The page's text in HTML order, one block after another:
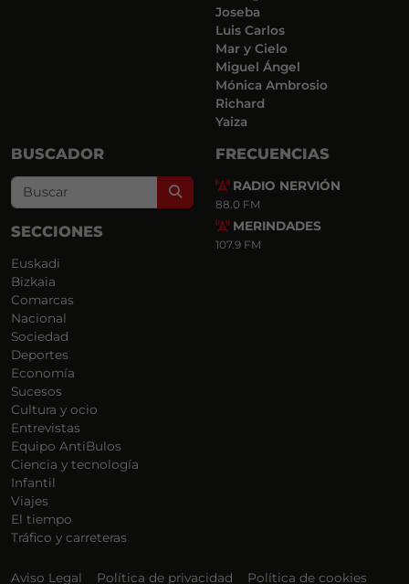
Joseba
Luis Carlos
Mar y Cielo
Miguel Ángel
Mónica Ambrosio
Richard
Yaiza
BUSCADOR
Search
SECCIONES
Euskadi
Bizkaia
Comarcas
Nacional
Sociedad
Deportes
Economía
Sucesos
Cultura y ocio
Entrevistas
Equipo AntiBulos
Ciencia y tecnología
Infantil
Viajes
El tiempo
Tráfico y carreteras
FRECUENCIAS
RADIO NERVIÓN
88.0 FM
MERINDADES
107.9 FM
Aviso Legal Política de privacidad Política de cookies